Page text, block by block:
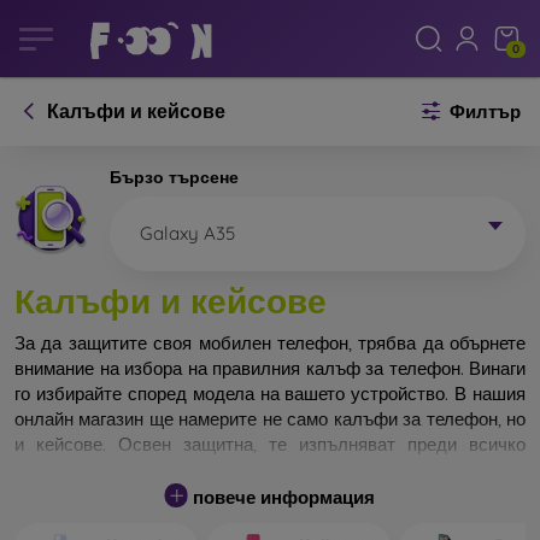
0
Калъфи и кейсове Филтър
Бързо търсене
Galaxy A35
Калъфи и кейсове
За да защитите своя мобилен телефон, трябва да обърнете
внимание на избора на правилния калъф за телефон. Винаги
го избирайте според модела на вашето устройство. В нашия
онлайн магазин ще намерите не само калъфи за телефон, но
и кейсове. Освен защитна, те изпълняват преди всичко
Кейса за телефон може да бъде наречен и заден капак. Той е
повече информация